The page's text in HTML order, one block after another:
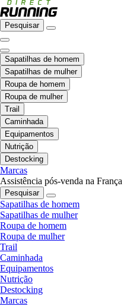
Pesquisar
Sapatilhas de homem
Sapatilhas de mulher
Roupa de homem
Roupa de mulher
Trail
Caminhada
Equipamentos
Nutrição
Destocking
Marcas
Assistência pós-venda na França
Pesquisar
Sapatilhas de homem
Sapatilhas de mulher
Roupa de homem
Roupa de mulher
Trail
Caminhada
Equipamentos
Nutrição
Destocking
Marcas